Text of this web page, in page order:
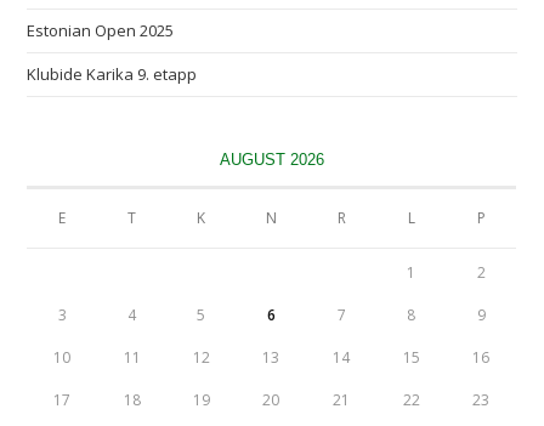
Estonian Open 2025
Klubide Karika 9. etapp
AUGUST 2026
E T K N R L P
1 2
3 4 5 6 7 8 9
10 11 12 13 14 15 16
17 18 19 20 21 22 23